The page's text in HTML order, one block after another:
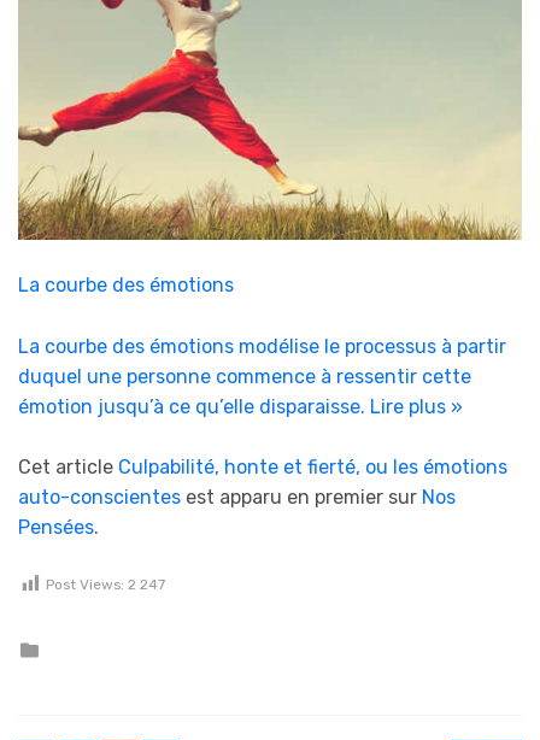
La courbe des émotions
La courbe des émotions modélise le processus à partir
duquel une personne commence à ressentir cette
émotion jusqu’à ce qu’elle disparaisse. Lire plus »
Cet article Culpabilité, honte et fierté, ou les émotions
auto-conscientes est apparu en premier sur Nos
Pensées.
Post Views: 2 247